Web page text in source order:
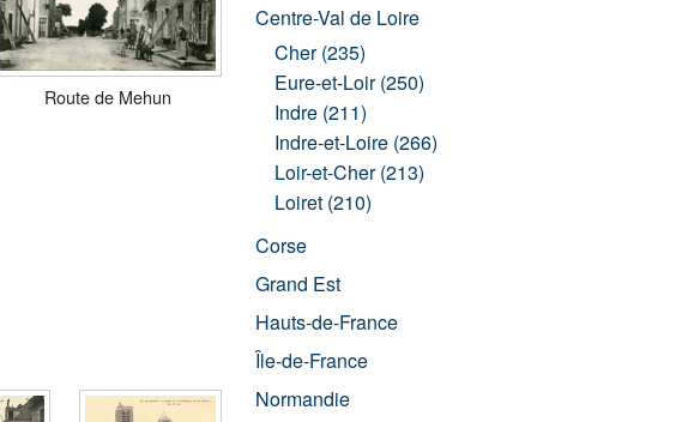
Route de Mehun
Centre-Val de Loire
Cher (235)
Eure-et-Loir (250)
Indre (211)
Indre-et-Loire (266)
Loir-et-Cher (213)
Loiret (210)
Corse
Grand Est
Hauts-de-France
Île-de-France
Normandie